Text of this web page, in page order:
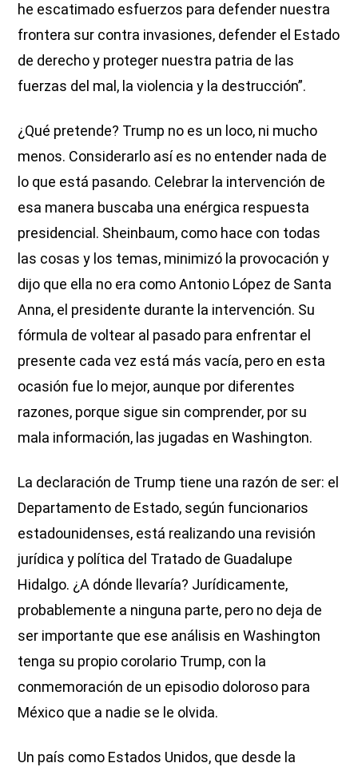
he escatimado esfuerzos para defender nuestra
frontera sur contra invasiones, defender el Estado
de derecho y proteger nuestra patria de las
fuerzas del mal, la violencia y la destrucción”.
¿Qué pretende? Trump no es un loco, ni mucho
menos. Considerarlo así es no entender nada de
lo que está pasando. Celebrar la intervención de
esa manera buscaba una enérgica respuesta
presidencial. Sheinbaum, como hace con todas
las cosas y los temas, minimizó la provocación y
dijo que ella no era como Antonio López de Santa
Anna, el presidente durante la intervención. Su
fórmula de voltear al pasado para enfrentar el
presente cada vez está más vacía, pero en esta
ocasión fue lo mejor, aunque por diferentes
razones, porque sigue sin comprender, por su
mala información, las jugadas en Washington.
La declaración de Trump tiene una razón de ser: el
Departamento de Estado, según funcionarios
estadounidenses, está realizando una revisión
jurídica y política del Tratado de Guadalupe
Hidalgo. ¿A dónde llevaría? Jurídicamente,
probablemente a ninguna parte, pero no deja de
ser importante que ese análisis en Washington
tenga su propio corolario Trump, con la
conmemoración de un episodio doloroso para
México que a nadie se le olvida.
Un país como Estados Unidos, que desde la